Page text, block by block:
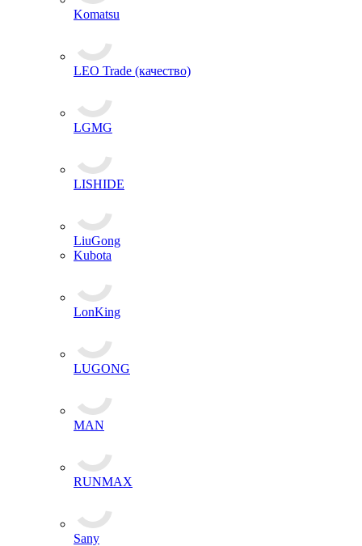
Komatsu
LEO Trade (качество)
LGMG
LISHIDE
LiuGong
Kubota
LonKing
LUGONG
MAN
RUNMAX
Sany